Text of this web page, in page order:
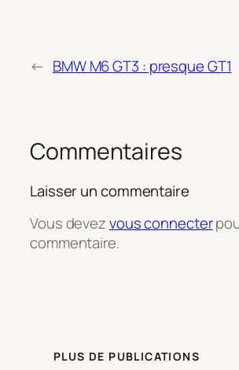
← BMW M6 GT3 : presque GT1
Commentaires
Laisser un commentaire
Vous devezvous connecter
commentaire.
PLUS DE PUBLICATIONS